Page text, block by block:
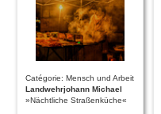
Catégorie: Mensch und Arbeit
Landwehrjohann Michael
»Nächtliche Straßenküche«